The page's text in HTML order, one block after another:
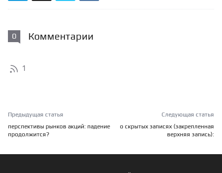
0 Комментарии
1
Предыдущая статья
перспективы рынков акций: падение
продолжится?
Следующая статья
о скрытых записях (закрепленная
верхняя запись):